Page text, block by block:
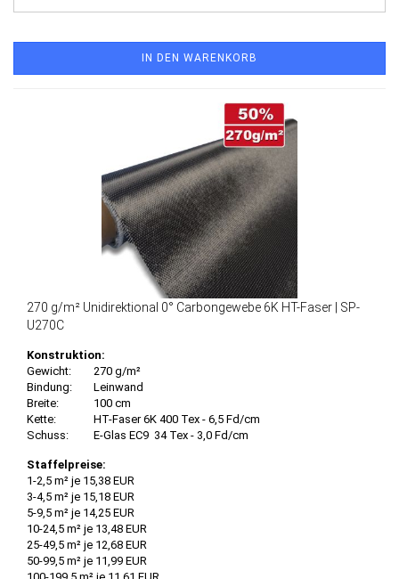
IN DEN WARENKORB
270 g/m² Unidirektional 0° Carbongewebe 6K HT-Faser | SP-
U270C
Konstruktion:
Gewicht:
270 g/m²
Bindung:
Leinwand
Breite:
100 cm
Kette:
HT-Faser 6K 400 Tex - 6,5 Fd/cm
Schuss:
E-Glas EC9 34 Tex - 3,0 Fd/cm
Staffelpreise:
1-2,5 m² je 15,38 EUR
3-4,5 m² je 15,18 EUR
5-9,5 m² je 14,25 EUR
10-24,5 m² je 13,48 EUR
25-49,5 m² je 12,68 EUR
50-99,5 m² je 11,99 EUR